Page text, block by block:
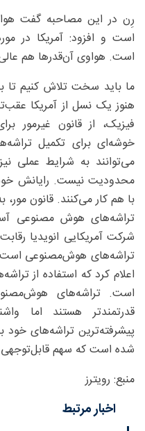
رِن در این مصاحبه‌ گفت
است و افزود: آمریکا در
است. هواوی آن‌قدرها هم
ما باید سخت تلاش کنیم تا
هنوز یک نسل از آمریکا
فیزیک، از قانون غیرمور
خوشه‌ای برای تکمیل
می‌توانند به شرایط عملی
محدودیت نیست. رایانش
با هم کار می‌کنند. قانون
تراشه‌های هوش مصنوعی
شرکت آمریکایی انویدیا
تراشه‌های هوش‌مصنوعی است.
اعلام کرد که استفاده از
است. تراشه‌های
قدرتمندتر هستند اما
پیشرفته‌ترین تراشه‌های
شده است که سهم قابل‌توجهی
منبع: رویترز
اخبار مرتبط